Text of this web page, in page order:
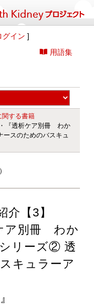
グイン ]
用語集
関する書籍
『透析ケア別冊 わか
スのためのバスキュ
介【3】
ア別冊 わか
リーズ② 透
キュラーア